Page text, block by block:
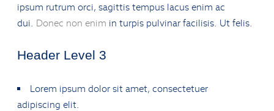
ipsum rutrum orci, sagittis tempus lacus enim ac
dui. Donec non enim in turpis pulvinar facilisis. Ut felis.
Header Level 3
Lorem ipsum dolor sit amet, consectetuer
adipiscing elit.